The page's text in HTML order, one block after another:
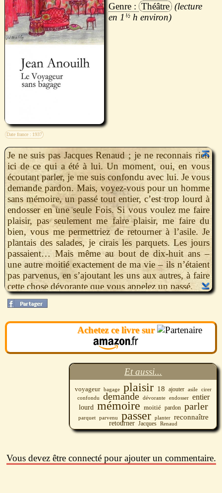
Date france : 1937
Théâtre
1 ½ h
Je ne suis pas Jacques Renaud ; je ne reconnais rien
ici de ce qui a été à lui. Un moment, oui, en vous
écoutant parler, je me suis confondu avec lui. Je vous
demande pardon. Mais, voyez-vous pour un homme
sans mémoire, un passé tout entier, c’est trop lourd à
endosser en une seule Fois. Si vous voulez me faire
plaisir, pas seulement me faire plaisir, me faire du
bien, vous me permettriez de retourner à l’asile. Je
plantais des salades, je cirais les parquets. Les jours
passaient… Mais même au bout de dix-huit ans –
une autre moitié exactement de ma vie – ils n’étaient
pas parvenus, en s’ajoutant les uns aux autres, à faire
cette chose dévorante que vous appelez un passé.
Achetez ce livre sur
Et aussi...
voyageur bagage plaisir 18 ajouter asile
cirer
confondu
demande dévorante endosser entier
lourd mémoire moitié pardon parler
parquet parvenu passer planter reconnaître
retourner Jacques Renaud
Vous devez être connecté pour ajouter un commentaire.